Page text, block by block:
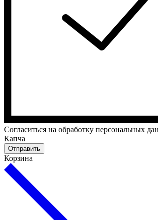
Cогласиться на обработку персональных
Капча
Отправить
Корзина